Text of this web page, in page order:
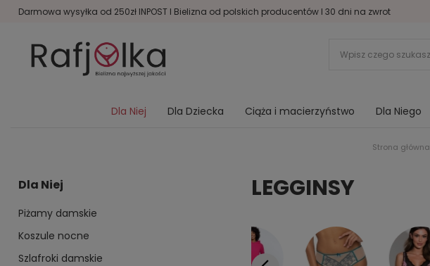
Darmowa wysyłka od 250zł INPOST I Bielizna od polskich producentów I 30 dni na zwrot
Dla Niej Dla Dziecka Ciąża i macierzyństwo Dla Niego
Strona główna
Dla Niej
Piżamy damskie
Koszule nocne
Szlafroki damskie
LEGGINSY